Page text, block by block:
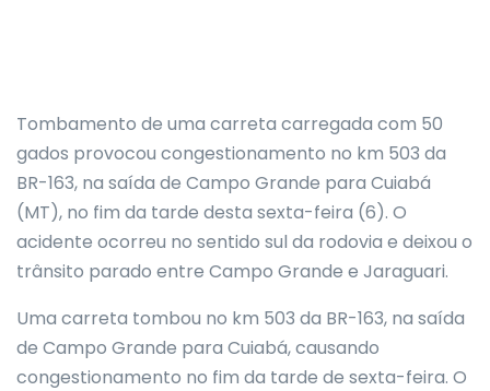
Tombamento de uma carreta carregada com 50
gados provocou congestionamento no km 503 da
BR-163, na saída de Campo Grande para Cuiabá
(MT), no fim da tarde desta sexta-feira (6). O
acidente ocorreu no sentido sul da rodovia e deixou o
trânsito parado entre Campo Grande e Jaraguari.
Uma carreta tombou no km 503 da BR-163, na saída
de Campo Grande para Cuiabá, causando
congestionamento no fim da tarde de sexta-feira. O